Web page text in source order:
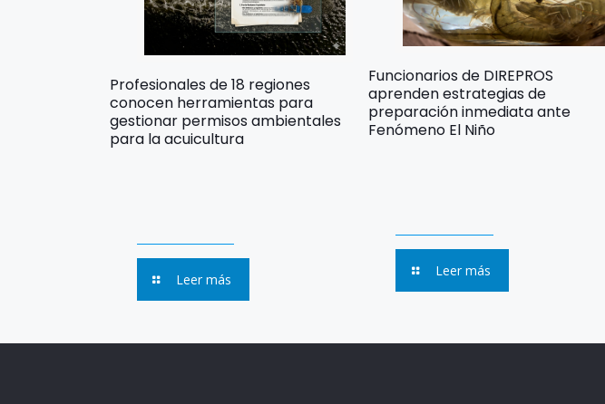
Profesionales de 18 regiones
conocen herramientas para
gestionar permisos ambientales
para la acuicultura
Leer más
Funcionarios de DIREPROS
aprenden estrategias de
preparación inmediata ante
Fenómeno El Niño
Leer más